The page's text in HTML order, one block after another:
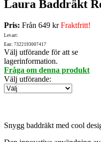
Laura Baddräkt
Pris: Från 649 krFraktfritt!
Lev.art:
Ean: 7322193007417
Välj utförande för att se
lagerinformation.
Fråga om denna produkt
Välj utförande:
Snygg baddräkt med cool